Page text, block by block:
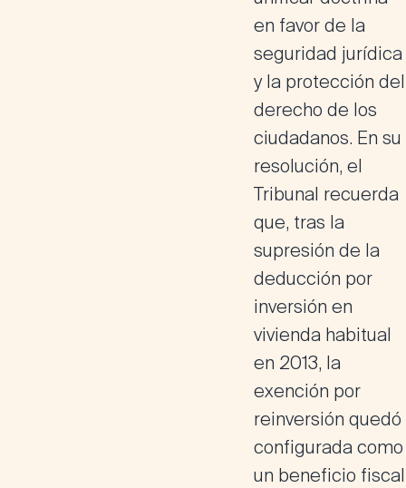
en favor de la
seguridad jurídica
y la protección del
derecho de los
ciudadanos. En su
resolución, el
Tribunal recuerda
que, tras la
supresión de la
deducción por
inversión en
vivienda habitual
en 2013, la
exención por
reinversión quedó
configurada como
un beneficio fiscal